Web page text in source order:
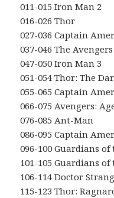
011-015 Iron Man 2
016-026 Thor
027-036 Captain
037-046 The Avengers
047-050 Iron Man 3
051-054 Thor: The
055-065 Captain
066-075 Avengers:
076-085 Ant-Man
086-095 Captain
096-100 Guardians
101-105 Guardians of
106-114 Doctor
115-123 Thor: